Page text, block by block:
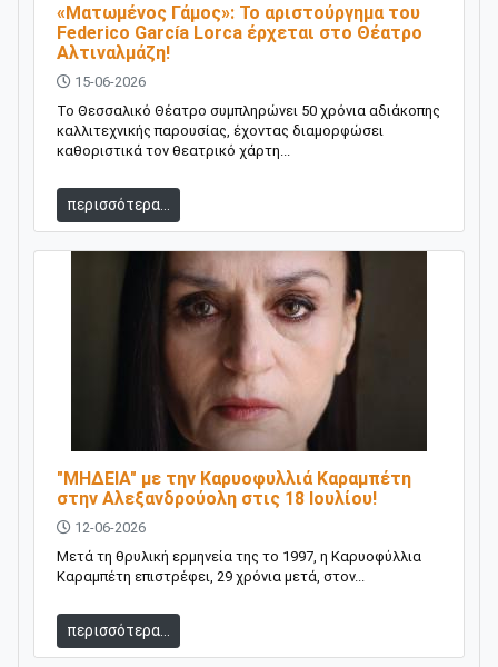
«Ματωμένος Γάμος»: Το αριστούργημα του
Federico García Lorca έρχεται στο Θέατρο
Αλτιναλμάζη!
15-06-2026
Το Θεσσαλικό Θέατρο συμπληρώνει 50 χρόνια αδιάκοπης
καλλιτεχνικής παρουσίας, έχοντας διαμορφώσει
καθοριστικά τον θεατρικό χάρτη...
περισσότερα...
"ΜΗΔΕΙΑ" με την Καρυοφυλλιά Καραμπέτη
στην Αλεξανδρούολη στις 18 Ιουλίου!
12-06-2026
Μετά τη θρυλική ερμηνεία της το 1997, η Καρυοφύλλια
Καραμπέτη επιστρέφει, 29 χρόνια μετά, στον...
περισσότερα...